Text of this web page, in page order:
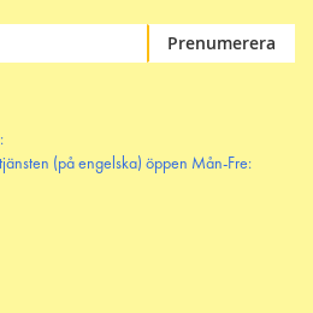
Prenumerera
(på engelska) öppen Mån-Fre: